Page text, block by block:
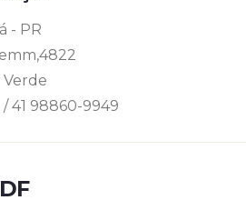
- PR
Verde
/ 41 98860-9949